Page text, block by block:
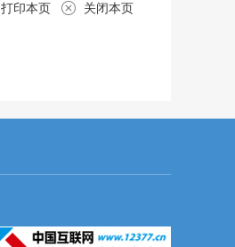
打印本页 关闭本页